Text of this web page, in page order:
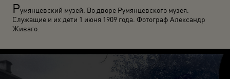
Румянцевский музей. Во дворе Румянцевского музея.
Служащие и их дети 1 июня 1909 года. Фотограф Александр
Живаго.